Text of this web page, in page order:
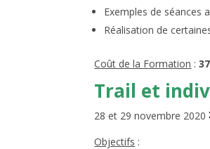
Exemples de séances
Réalisation de
Coût de la Formation :
Trail et
28 et 29 novembre 2020
Objectifs :